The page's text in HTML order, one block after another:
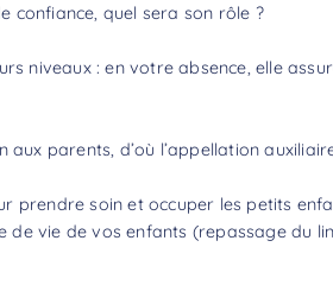
confiance, quel sera son rôle ?
niveaux : en votre absence, elle
parents, d’où l’appellation
prendre soin et occuper les petits
de vie de vos enfants (repassage du